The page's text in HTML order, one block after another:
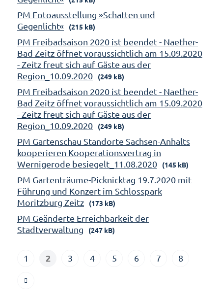
PM Fotoausstellung »Schatten und
Gegenlicht«
(215 kB)
PM Freibadsaison 2020 ist beendet - Naether-
Bad Zeitz öffnet voraussichtlich am 15.09.2020
- Zeitz freut sich auf Gäste aus der
Region_10.09.2020
(249 kB)
PM Freibadsaison 2020 ist beendet - Naether-
Bad Zeitz öffnet voraussichtlich am 15.09.2020
- Zeitz freut sich auf Gäste aus der
Region_10.09.2020
(249 kB)
PM Gartenschau Standorte Sachsen-Anhalts
kooperieren Kooperationsvertrag in
Wernigerode besiegelt_11.08.2020
(145 kB)
PM Gartenträume-Picknicktag 19.7.2020 mit
Führung und Konzert im Schlosspark
Moritzburg Zeitz
(173 kB)
PM Geänderte Erreichbarkeit der
Stadtverwaltung
(247 kB)
1 2 3 4 5 6 7 8